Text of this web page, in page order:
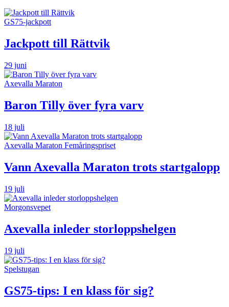
GS75-jackpott
Jackpott till Rättvik
29 juni
Axevalla Maraton
Baron Tilly över fyra varv
18 juli
Axevalla Maraton Femåringspriset
Vann Axevalla Maraton trots startgalopp
19 juli
Morgonsvepet
Axevalla inleder storloppshelgen
19 juli
Spelstugan
GS75-tips: I en klass för sig?